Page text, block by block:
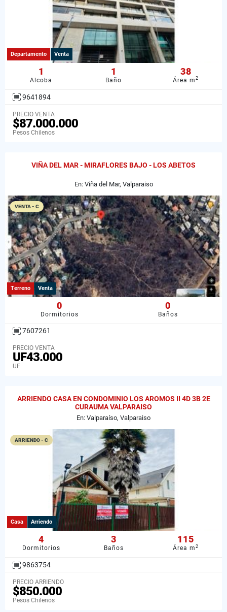
Departamento Venta
1
Alcoba
1
Baño
38
Área m2
9641894
PRECIO VENTA
$87.000.000
Pesos Chilenos
VIÑA DEL MAR - MIRAFLORES BAJO - LOS ABETOS
En: Viña del Mar, Valparaiso
VENTA - C
Terreno Venta
0
Dormitorios
0
Baños
7607261
PRECIO VENTA
UF43.000
UF
ARRIENDO CASA EN CONDOMINIO LOS AROMOS II 4D 3B 2E
CURAUMA VALPARAISO
En: Valparaíso, Valparaiso
ARRIENDO - C
Casa Arriendo
4
Dormitorios
3
Baños
115
Área m2
9863754
PRECIO ARRIENDO
$850.000
Pesos Chilenos